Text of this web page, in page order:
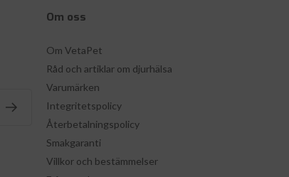
Om oss
Om VetaPet
Råd och artiklar om djurhälsa
Varumärken
Integritetspolicy
Återbetalningspolicy
Smakgaranti
Villkor och bestämmelser